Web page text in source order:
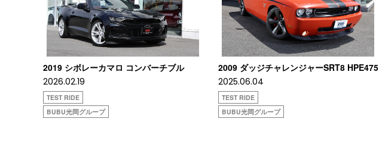
2019 シボレーカマロ コンバーチブル
2026.02.19
TEST RIDE
BUBU光岡グループ
2009 ダッジチャレンジャーSRT8 HPE475
2025.06.04
TEST RIDE
BUBU光岡グループ